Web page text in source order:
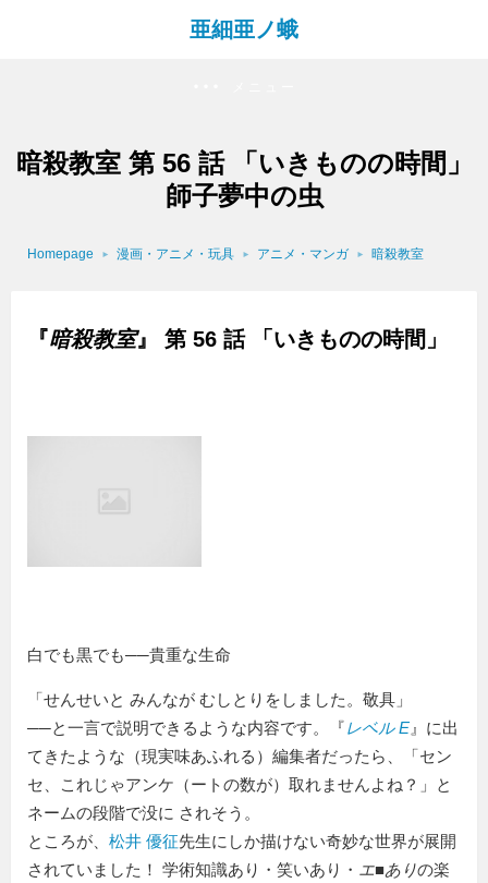
亜細亜ノ蛾
暗殺教室 第 56 話 「いきものの時間」
師子夢中の虫
Homepage 漫画・アニメ・玩具 アニメ・マンガ 暗殺教室
『暗殺教室』 第 56 話 「いきものの時間」
白でも黒でも──貴重な生命
「せんせいと みんなが むしとりをしました。敬具」
──と一言で説明できるような内容です。『レベル E 』に出
てきたような（現実味あふれる）編集者だったら、「セン
セ、これじゃアンケ（ートの数が）取れませんよね？」と
ネームの段階で没に されそう。
ところが、 松井 優征先生にしか描けない奇妙な世界が展開
されていました！ 学術知識あり・笑いあり・ エ■ありの楽